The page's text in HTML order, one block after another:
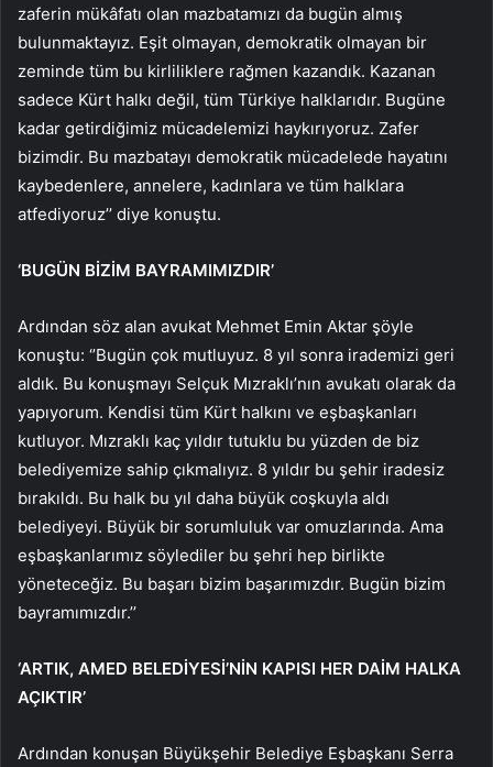
zaferin mükâfatı olan mazbatamızı da bugün almış
bulunmaktayız. Eşit olmayan, demokratik olmayan bir
zeminde tüm bu kirliliklere rağmen kazandık. Kazanan
sadece Kürt halkı değil, tüm Türkiye halklarıdır. Bugüne
kadar getirdiğimiz mücadelemizi haykırıyoruz. Zafer
bizimdir. Bu mazbatayı demokratik mücadelede hayatını
kaybedenlere, annelere, kadınlara ve tüm halklara
atfediyoruz’’ diye konuştu.
‘BUGÜN BİZİM BAYRAMIMIZDIR’
Ardından söz alan avukat Mehmet Emin Aktar şöyle
konuştu: ‘’Bugün çok mutluyuz. 8 yıl sonra irademizi geri
aldık. Bu konuşmayı Selçuk Mızraklı’nın avukatı olarak da
yapıyorum. Kendisi tüm Kürt halkını ve eşbaşkanları
kutluyor. Mızraklı kaç yıldır tutuklu bu yüzden de biz
belediyemize sahip çıkmalıyız. 8 yıldır bu şehir iradesiz
bırakıldı. Bu halk bu yıl daha büyük coşkuyla aldı
belediyeyi. Büyük bir sorumluluk var omuzlarında. Ama
eşbaşkanlarımız söylediler bu şehri hep birlikte
yöneteceğiz. Bu başarı bizim başarımızdır. Bugün bizim
bayramımızdır.’’
‘ARTIK, AMED BELEDİYESİ’NİN KAPISI HER DAİM HALKA
AÇIKTIR’
Ardından konuşan Büyükşehir Belediye Eşbaşkanı Serra